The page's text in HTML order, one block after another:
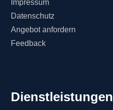
Impressum
Datenschutz
Angebot anfordern
Feedback
Dienstleistungen